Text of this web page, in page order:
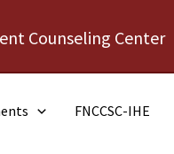
Counseling Center
FNCCSC-IHE